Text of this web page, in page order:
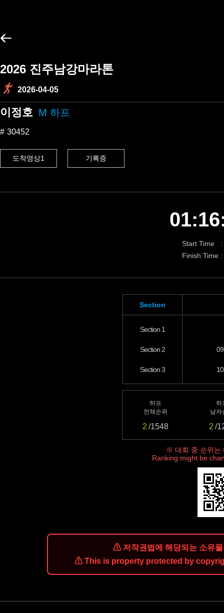
2026 진주남강마라톤
2026-04-05
이정호 M 하프
30452
도착영상1 기록증
Start Time :
Finish Time
Section
Section 1
Section 2
Section 3
하프
전체순위
2 /1548
하
남자
2 /
※ 대회 중 순위는
Ranking might be
⚠ 저작권법에 해당되는 소유
⚠ This is property protected by